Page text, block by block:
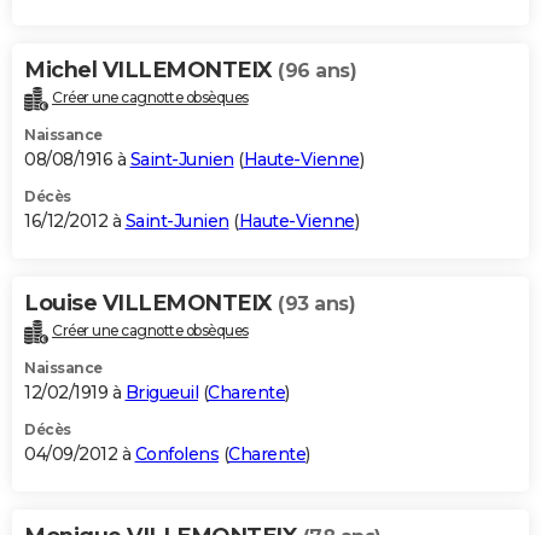
Michel VILLEMONTEIX (96 ans)
Créer une cagnotte obsèques
Naissance
08/08/1916 à Saint-Junien (Haute-Vienne)
Décès
16/12/2012 à Saint-Junien (Haute-Vienne)
Louise VILLEMONTEIX (93 ans)
Créer une cagnotte obsèques
Naissance
12/02/1919 à Brigueuil (Charente)
Décès
04/09/2012 à Confolens (Charente)